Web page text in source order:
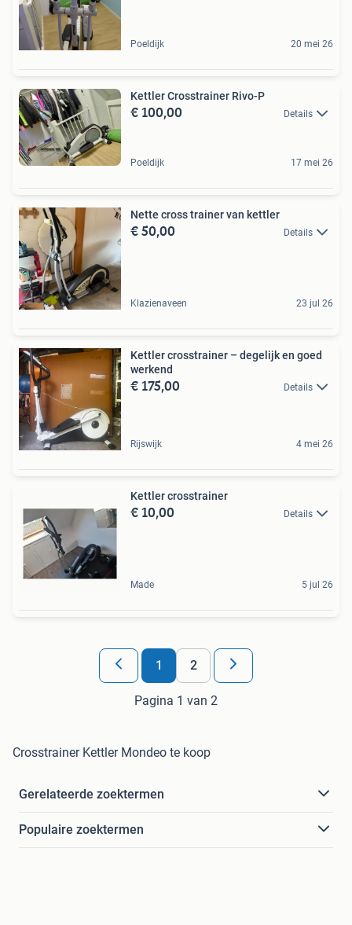
Poeldijk 20 mei 26
Kettler Crosstrainer Rivo-P
€ 100,00 Details
Poeldijk 17 mei 26
Nette cross trainer van kettler
€ 50,00 Details
Klazienaveen 23 jul 26
Kettler crosstrainer – degelijk en goed
werkend
€ 175,00 Details
Rijswijk 4 mei 26
Kettler crosstrainer
€ 10,00 Details
Made 5 jul 26
1 2
Pagina 1 van 2
Crosstrainer Kettler Mondeo te koop
Gerelateerde zoektermen
Populaire zoektermen